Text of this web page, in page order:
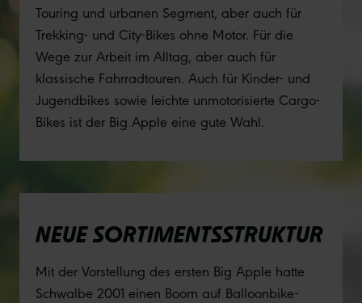
Touring und urbanen Segment, aber auch für
Trekking- und City-Bikes ohne Motor. Für die
Wege zur Arbeit im Alltag, aber auch für
klassische Fahrradtouren. Auch für Kinder- und
Jugendbikes sowie leichte unmotorisierte Cargo-
Bikes ist der Big Apple eine gute Wahl.
NEUE SORTIMENTSSTRUKTUR
Mit der Vorstellung des ersten Big Apple hatte
Schwalbe 2001 einen Boom auf Balloonbike-